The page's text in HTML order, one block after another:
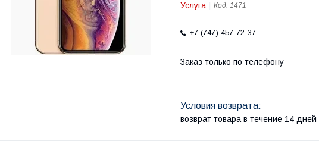
Услуга Код: 1471
+7 (747) 457-72-37
Заказ только по телефону
возврат товара в течение 14 дней